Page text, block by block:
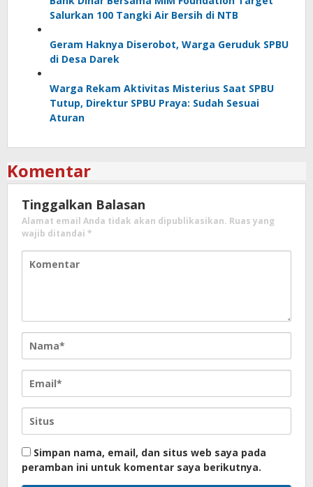
Salurkan 100 Tangki Air Bersih di NTB
Geram Haknya Diserobot, Warga Geruduk SPBU
di Desa Darek
Warga Rekam Aktivitas Misterius Saat SPBU
Tutup, Direktur SPBU Praya: Sudah Sesuai
Aturan
Komentar
Tinggalkan Balasan
Alamat email Anda tidak akan dipublikasikan. Ruas yang
wajib ditandai *
Simpan nama, email, dan situs web saya pada
peramban ini untuk komentar saya berikutnya.